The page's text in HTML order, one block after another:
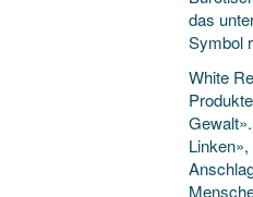
das
Symbol
White